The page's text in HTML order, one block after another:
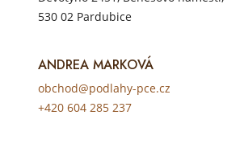
530 02 Pardubice
ANDREA MARKOVÁ
obchod@podlahy-pce.cz
+420 604 285 237